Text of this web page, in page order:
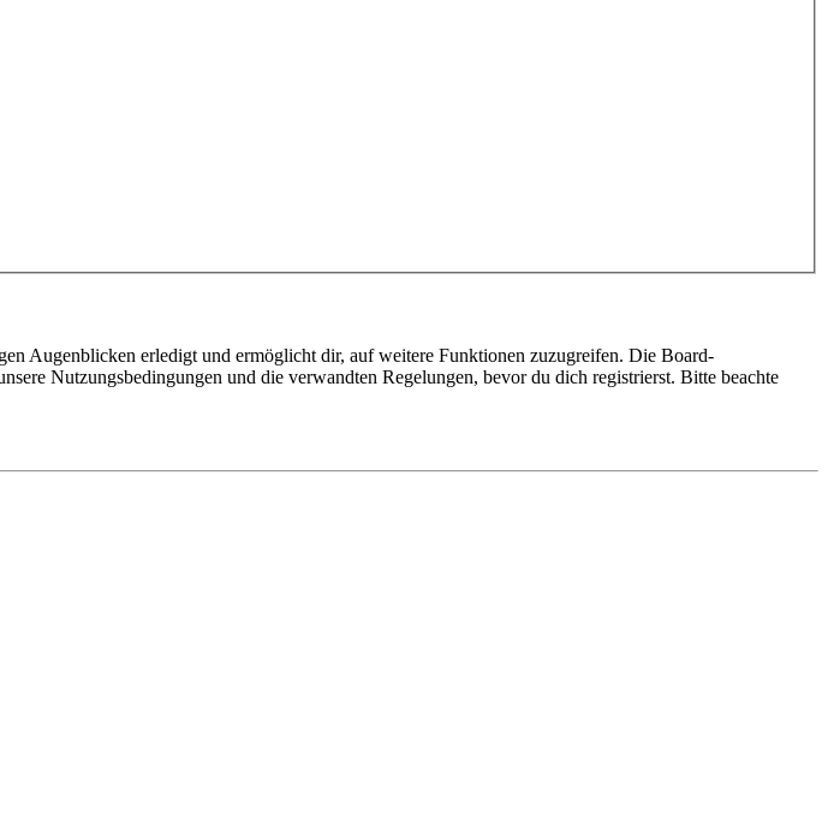
Augenblicken erledigt und ermöglicht dir, auf weitere Funktionen zuzugreifen. Die Board-
Nutzungsbedingungen und die verwandten Regelungen, bevor du dich registrierst. Bitte beachte